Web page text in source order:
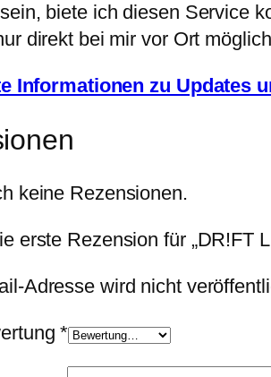
biete ich diesen Service
direkt bei mir vor Ort
Informationen zu Updates
keine Rezensionen.
erste Rezension für „DR!FT
Adresse wird nicht
*